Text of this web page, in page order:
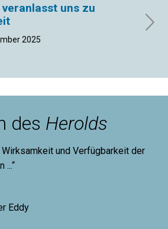
uns zu
2025
des Herolds
und Verfügbarkeit der
...“